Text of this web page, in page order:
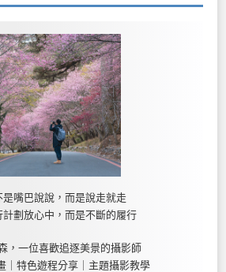
是嘴巴說說，而是說走就走
計劃放心中，而是不斷的履行
，一位喜歡追逐美景的攝影師
｜特色遊程分享｜主題攝影教學